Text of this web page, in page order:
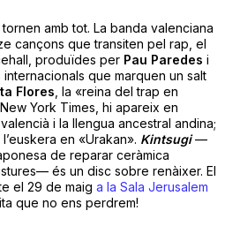
amb tot. La banda valenciana
cançons que transiten pel rap, el
produïdes perPau Paredes i
internacionals que marquen un salt
Flores , la «reina del trap en
York Times, hi apareix en
i la llengua ancestral andina;
en «Urakan». Kintsugi—
de reparar ceràmica
és un disc sobre renàixer. El
el 29 de maig a la Sala Jerusalem
que no ens perdrem!